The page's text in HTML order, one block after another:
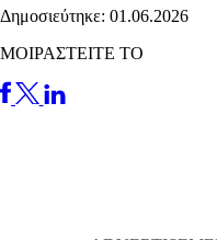
Δημοσιεύτηκε: 01.06.2026
ΜΟΙΡΑΣΤΕΙΤΕ ΤΟ